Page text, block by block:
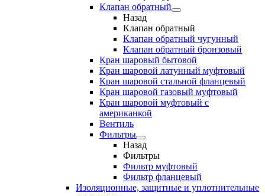
Клапан обратный
Назад
Клапан обратный
Клапан обратный чугунный
Клапан обратный бронзовый
Кран шаровый бытовой
Кран шаровой латунный муфтовый
Кран шаровой стальной фланцевый
Кран шаровой газовый муфтовый
Кран шаровой муфтовый с
американкой
Вентиль
Фильтры
Назад
Фильтры
Фильтр муфтовый
Фильтр фланцевый
Изоляционные, защитные и уплотнительные